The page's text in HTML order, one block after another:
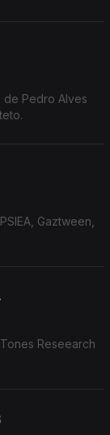
de Pedro Alves
Gaztween,
Reseearch